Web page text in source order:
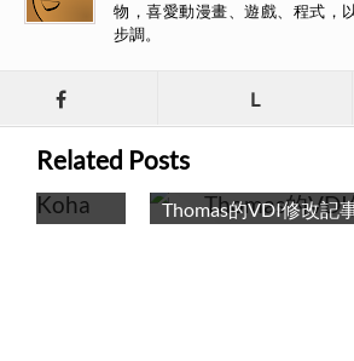
物，喜愛動漫畫、遊戲、程式，
步調。
L
Related Posts
Thomas的VDI修改記